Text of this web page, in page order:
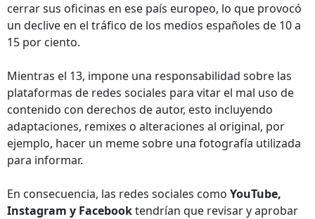
cerrar sus oficinas en ese país europeo, lo que provocó
un declive en el tráfico de los medios españoles de 10 a
15 por ciento.
Mientras el 13, impone una responsabilidad sobre las
plataformas de redes sociales para vitar el mal uso de
contenido con derechos de autor, esto incluyendo
adaptaciones, remixes o alteraciones al original, por
ejemplo, hacer un meme sobre una fotografía utilizada
para informar.
En consecuencia, las redes sociales como YouTube,
Instagram y Facebooktendrían que revisar y aprobar